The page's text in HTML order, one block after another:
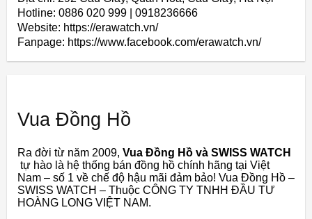
Hotline: 0886 020 999 | 0918236666
Website: https://erawatch.vn/
Fanpage: https://www.facebook.com/erawatch.vn/
Vua Đồng Hồ
Ra đời từ năm 2009, Vua Đồng Hồ và SWISS WATCH
tự hào là hệ thống bán đồng hồ chính hãng tại Việt
Nam – số 1 về chế độ hậu mãi đảm bảo! Vua Đồng Hồ –
SWISS WATCH – Thuộc CÔNG TY TNHH ĐẦU TƯ
HOÀNG LONG VIỆT NAM.